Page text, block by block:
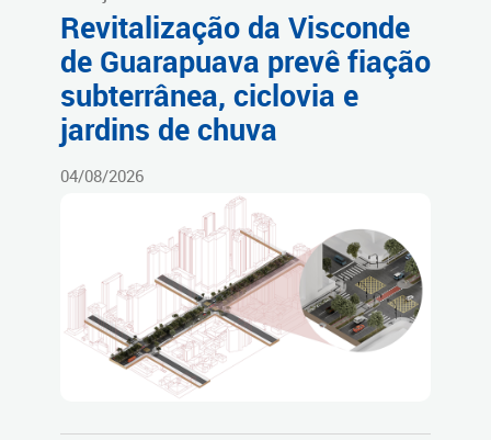
Revitalização da Visconde
de Guarapuava prevê fiação
subterrânea, ciclovia e
jardins de chuva
04/08/2026